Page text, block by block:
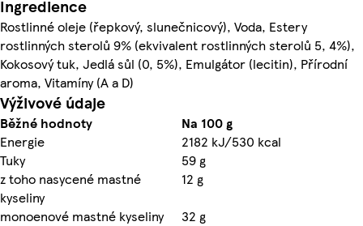
Ingredience
Rostlinné oleje (řepkový, slunečnicový), Voda, Estery
rostlinných sterolů 9% (ekvivalent rostlinných sterolů 5, 4%),
Kokosový tuk, Jedlá sůl (0, 5%), Emulgátor (lecitin), Přírodní
aroma, Vitamíny (A a D)
Výživové údaje
Běžné hodnoty
Na 100 g
Energie
2182 kJ/530 kcal
Tuky
59 g
z toho nasycené mastné
kyseliny
12 g
monoenové mastné kyseliny
32 g